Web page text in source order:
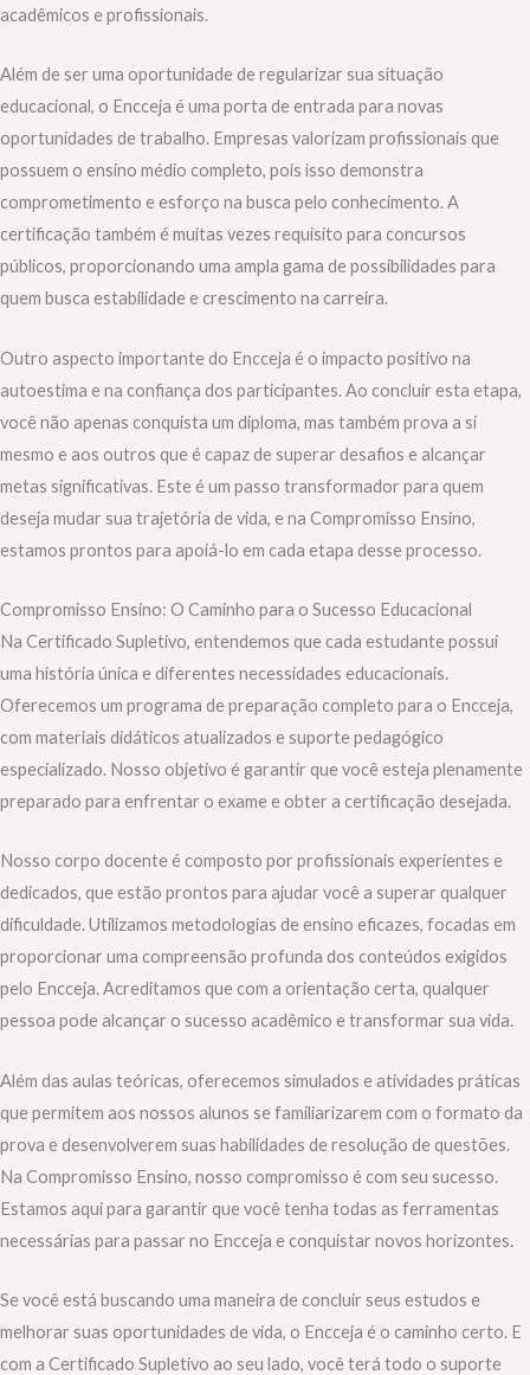
acadêmicos e profissionais.
Além de ser uma oportunidade de regularizar sua situação
educacional, o Encceja é uma porta de entrada para novas
oportunidades de trabalho. Empresas valorizam profissionais que
possuem o ensino médio completo, pois isso demonstra
comprometimento e esforço na busca pelo conhecimento. A
certificação também é muitas vezes requisito para concursos
públicos, proporcionando uma ampla gama de possibilidades para
quem busca estabilidade e crescimento na carreira.
Outro aspecto importante do Encceja é o impacto positivo na
autoestima e na confiança dos participantes. Ao concluir esta etapa,
você não apenas conquista um diploma, mas também prova a si
mesmo e aos outros que é capaz de superar desafios e alcançar
metas significativas. Este é um passo transformador para quem
deseja mudar sua trajetória de vida, e na Compromisso Ensino,
estamos prontos para apoiá-lo em cada etapa desse processo.
Compromisso Ensino: O Caminho para o Sucesso Educacional
Na Certificado Supletivo, entendemos que cada estudante possui
uma história única e diferentes necessidades educacionais.
Oferecemos um programa de preparação completo para o Encceja,
com materiais didáticos atualizados e suporte pedagógico
especializado. Nosso objetivo é garantir que você esteja plenamente
preparado para enfrentar o exame e obter a certificação desejada.
Nosso corpo docente é composto por profissionais experientes e
dedicados, que estão prontos para ajudar você a superar qualquer
dificuldade. Utilizamos metodologias de ensino eficazes, focadas em
proporcionar uma compreensão profunda dos conteúdos exigidos
pelo Encceja. Acreditamos que com a orientação certa, qualquer
pessoa pode alcançar o sucesso acadêmico e transformar sua vida.
Além das aulas teóricas, oferecemos simulados e atividades práticas
que permitem aos nossos alunos se familiarizarem com o formato da
prova e desenvolverem suas habilidades de resolução de questões.
Na Compromisso Ensino, nosso compromisso é com seu sucesso.
Estamos aqui para garantir que você tenha todas as ferramentas
necessárias para passar no Encceja e conquistar novos horizontes.
Se você está buscando uma maneira de concluir seus estudos e
melhorar suas oportunidades de vida, o Encceja é o caminho certo. E
com a Certificado Supletivo ao seu lado, você terá todo o suporte